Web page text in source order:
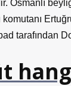
Osmanlı
tarafından